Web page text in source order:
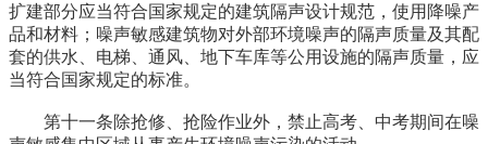
扩建部分应当符合国家规定的建筑隔声设计规范，使用降噪产
品和材料；噪声敏感建筑物对外部环境噪声的隔声质量及其配
套的供水、电梯、通风、地下车库等公用设施的隔声质量，应
当符合国家规定的标准。
第十一条除抢修、抢险作业外，禁止高考、中考期间在噪